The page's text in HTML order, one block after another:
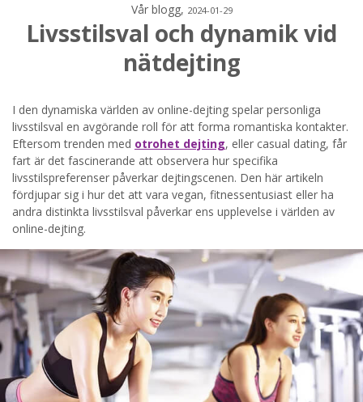
Steg 3
Din mailadress?
Genom att registrera godkänner jagVillkoren och
Sekretesspolicyn. Jag godkänner att ta emot information och
reklam via e-post från hemsidans operatörer. Jag kan dra
tillbaka godkännande när jag vill.
STARTA NU!
Vår blogg, 2024-01-29
Livsstilsval och dynamik vid
nätdejting
I den dynamiska världen av online-dejting spelar personliga
livsstilsval en avgörande roll för att forma romantiska kontakter.
Eftersom trenden med otrohet dejting, eller casual dating, får
fart är det fascinerande att observera hur specifika
livsstilspreferenser påverkar dejtingscenen. Den här artikeln
fördjupar sig i hur det att vara vegan, fitnessentusiast eller ha
andra distinkta livsstilsval påverkar ens upplevelse i världen av
online-dejting.